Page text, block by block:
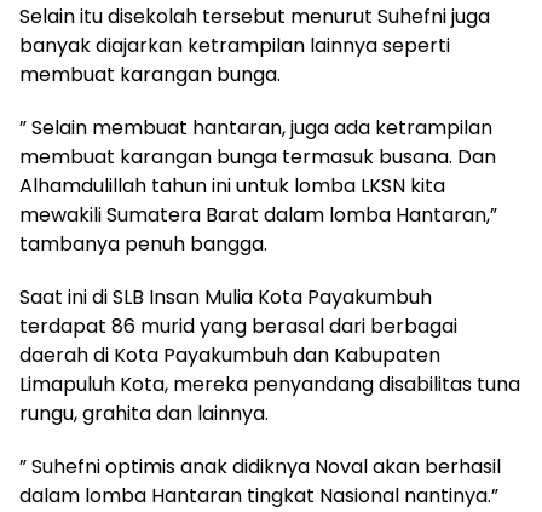
Selain itu disekolah tersebut menurut Suhefni juga
banyak diajarkan ketrampilan lainnya seperti
membuat karangan bunga.
” Selain membuat hantaran, juga ada ketrampilan
membuat karangan bunga termasuk busana. Dan
Alhamdulillah tahun ini untuk lomba LKSN kita
mewakili Sumatera Barat dalam lomba Hantaran,”
tambanya penuh bangga.
Saat ini di SLB Insan Mulia Kota Payakumbuh
terdapat 86 murid yang berasal dari berbagai
daerah di Kota Payakumbuh dan Kabupaten
Limapuluh Kota, mereka penyandang disabilitas tuna
rungu, grahita dan lainnya.
” Suhefni optimis anak didiknya Noval akan berhasil
dalam lomba Hantaran tingkat Nasional nantinya.”